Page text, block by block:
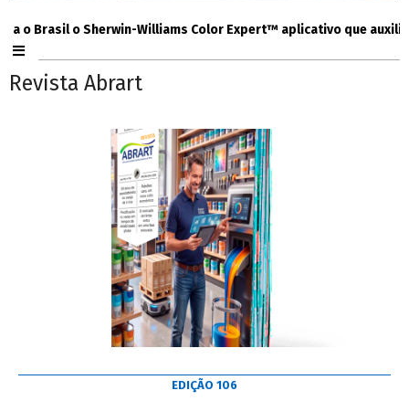
o Sherwin-Williams Color Expert™ aplicativo que auxilia
Revista Abrart
EDIÇÃO 106